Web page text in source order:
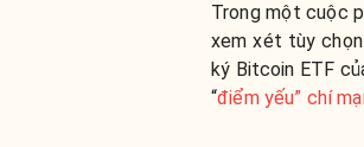
Trong một cuộc
xem xét tùy
ký Bitcoin ETF
“điểm yếu” chí